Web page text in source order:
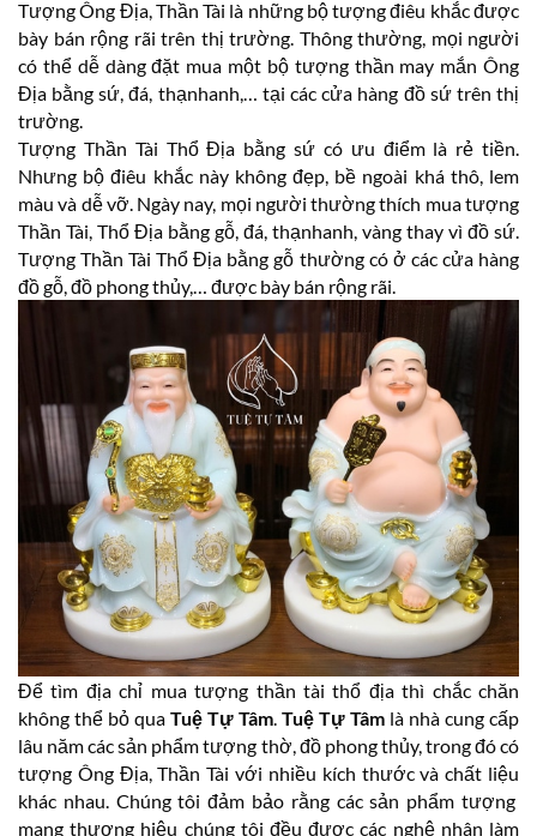
Tượng Ông Địa, Thần Tài là những bộ tượng điêu khắc được
bày bán rộng rãi trên thị trường. Thông thường, mọi người
có thể dễ dàng đặt mua một bộ tượng thần may mắn Ông
Địa bằng sứ, đá, thạnhanh,… tại các cửa hàng đồ sứ trên thị
trường.
Tượng Thần Tài Thổ Địa bằng sứ có ưu điểm là rẻ tiền.
Nhưng bộ điêu khắc này không đẹp, bề ngoài khá thô, lem
màu và dễ vỡ. Ngày nay, mọi người thường thích mua tượng
Thần Tài, Thổ Địa bằng gỗ, đá, thạnhanh, vàng thay vì đồ sứ.
Tượng Thần Tài Thổ Địa bằng gỗ thường có ở các cửa hàng
đồ gỗ, đồ phong thủy,… được bày bán rộng rãi.
Để tìm địa chỉ mua tượng thần tài thổ địa thì chắc chăn
không thể bỏ qua Tuệ Tự Tâm Tuệ Tự Tâm là nhà cung cấp
lâu năm các sản phẩm tượng thờ, đồ phong thủy, trong đó có
tượng Ông Địa, Thần Tài với nhiều kích thước và chất liệu
khác nhau. Chúng tôi đảm bảo rằng các sản phẩm tượng
mang thương hiệu chúng tôi đều được các nghệ nhân làm